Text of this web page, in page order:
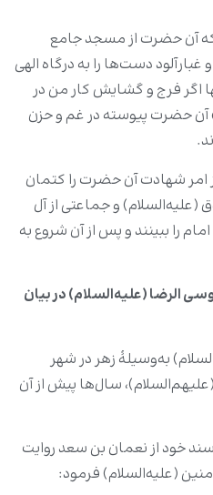
آن حضرت از مسجد جامع
دست‌ها را به درگاه الهی
اگر فرج و گشایش کار من در
حضرت پیوسته در غم و حزن
امر شهادت آن حضرت را کتمان
و جماعتی از آل
را ببینند و پس از آن شروع به
الرضا (علیه‌السلام) در بیان
به‌وسیلۀ زهر در شهر
سال‌ها پیش از آن
خود از نعمان بن سعد روایت
(علیه‌السلام) فرمود: